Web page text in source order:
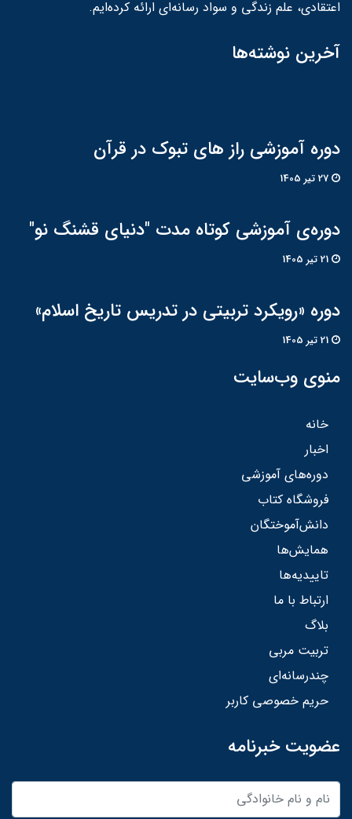
اعتقادی، علم زندگی و سواد رسانه‌ای ارائه کرده‌ایم.
آخرین نوشته‌ها
دوره آموزشی راز های تبوک در قرآن
دوره‌ی آموزشی کوتاه مدت "دنیای قشنگ نو"
دوره «رویکرد تربیتی در تدریس تاریخ اسلام»
منوی وب‌سایت
خانه
اخبار
دوره‌های آموزشی
فروشگاه کتاب
دانش‌آموختگان
همایش‌ها
تاییدیه‌ها
ارتباط با ما
بلاگ
تربیت مربی
چندرسانه‌ای
حریم خصوصی کاربر
عضویت خبرنامه